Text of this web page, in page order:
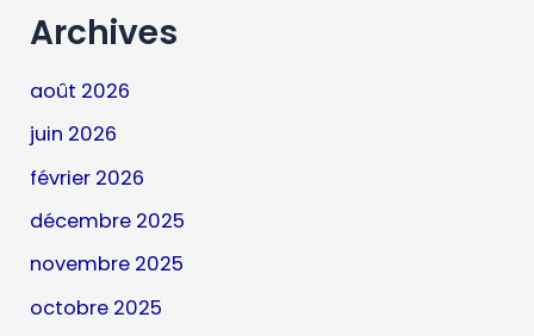
Archives
août 2026
juin 2026
février 2026
décembre 2025
novembre 2025
octobre 2025